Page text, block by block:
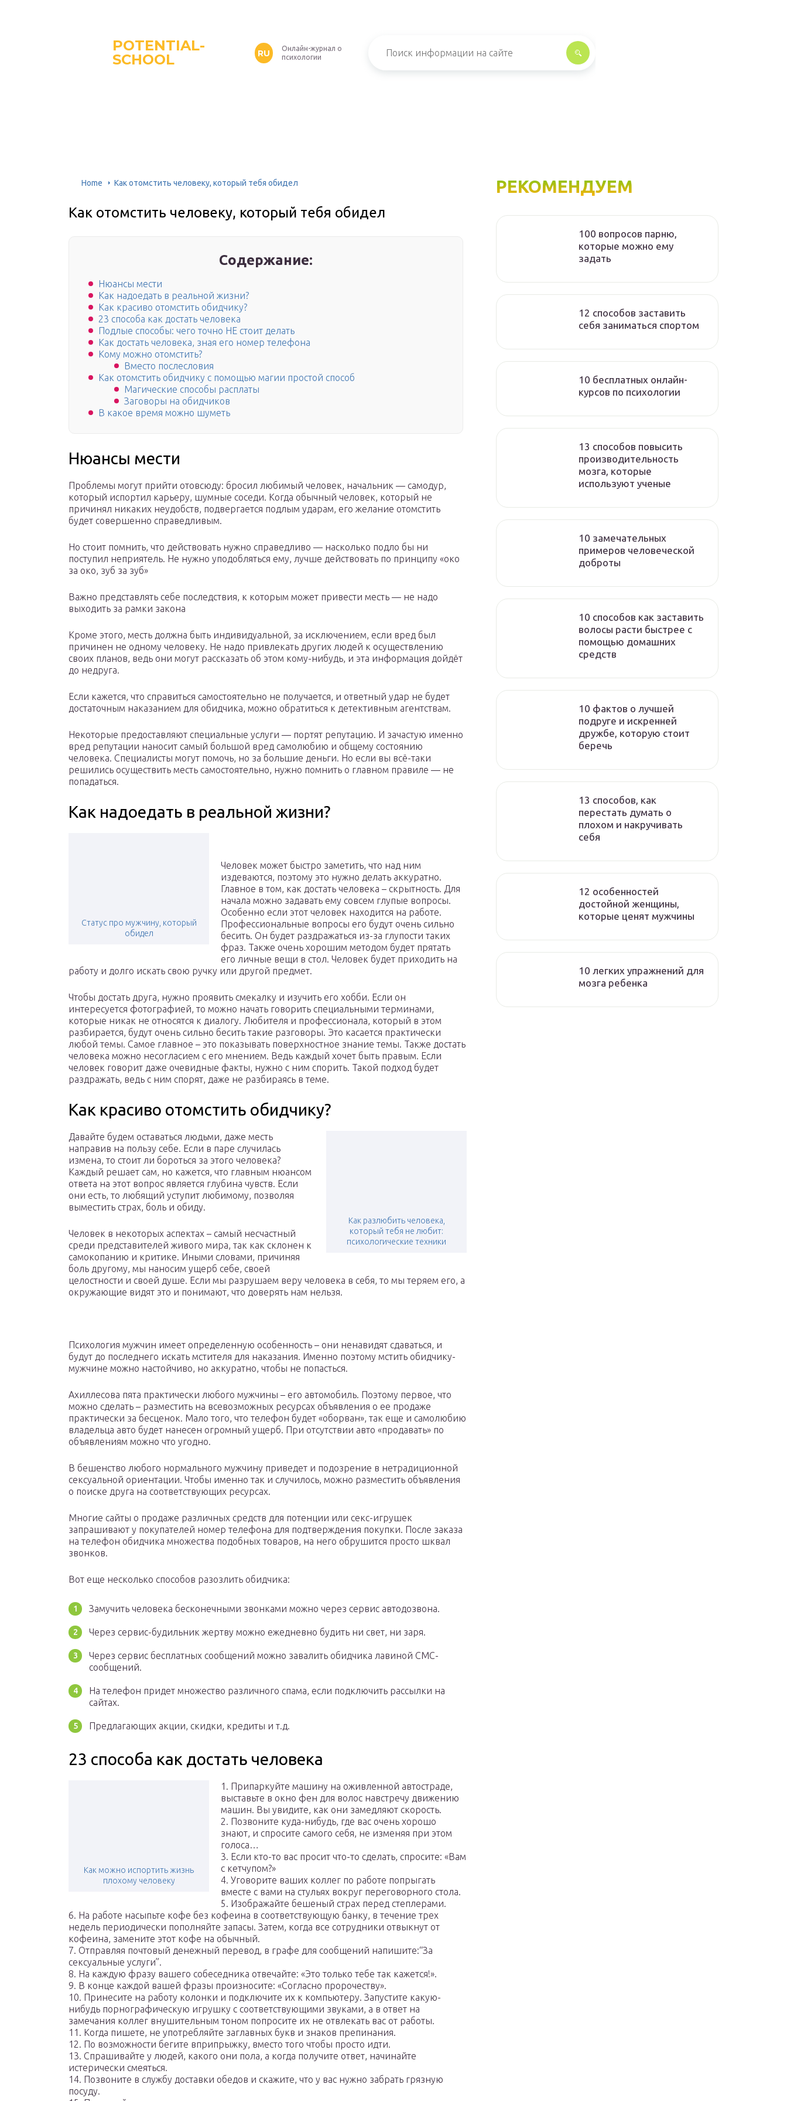
POTENTIAL-
SCHOOL
RU
Онлайн-журнал о
психологии
Home Как отомстить человеку, который тебя обидел
Как отомстить человеку, который тебя обидел
Содержание:
Нюансы мести
Как надоедать в реальной жизни?
Как красиво отомстить обидчику?
23 способа как достать человека
Подлые способы: чего точно НЕ стоит делать
Как достать человека, зная его номер телефона
Кому можно отомстить?
Вместо послесловия
Как отомстить обидчику с помощью магии простой способ
Магические способы расплаты
Заговоры на обидчиков
В какое время можно шуметь
Нюансы мести
Проблемы могут прийти отовсюду: бросил любимый человек, начальник — самодур,
который испортил карьеру, шумные соседи. Когда обычный человек, который не
причинял никаких неудобств, подвергается подлым ударам, его желание отомстить
будет совершенно справедливым.
Но стоит помнить, что действовать нужно справедливо — насколько подло бы ни
поступил неприятель. Не нужно уподобляться ему, лучше действовать по принципу «око
за око, зуб за зуб»
Важно представлять себе последствия, к которым может привести месть — не надо
выходить за рамки закона
Кроме этого, месть должна быть индивидуальной, за исключением, если вред был
причинен не одному человеку. Не надо привлекать других людей к осуществлению
своих планов, ведь они могут рассказать об этом кому-нибудь, и эта информация дойдёт
до недруга.
Если кажется, что справиться самостоятельно не получается, и ответный удар не будет
достаточным наказанием для обидчика, можно обратиться к детективным агентствам.
Некоторые предоставляют специальные услуги — портят репутацию. И зачастую именно
вред репутации наносит самый большой вред самолюбию и общему состоянию
человека. Специалисты могут помочь, но за большие деньги. Но если вы всё-таки
решились осуществить месть самостоятельно, нужно помнить о главном правиле — не
попадаться.
Как надоедать в реальной жизни?
Статус про мужчину, который
обидел
Человек может быстро заметить, что над ним
издеваются, поэтому это нужно делать аккуратно.
Главное в том, как достать человека – скрытность. Для
начала можно задавать ему совсем глупые вопросы.
Особенно если этот человек находится на работе.
Профессиональные вопросы его будут очень сильно
бесить. Он будет раздражаться из-за глупости таких
фраз. Также очень хорошим методом будет прятать
его личные вещи в стол. Человек будет приходить на
работу и долго искать свою ручку или другой предмет.
Чтобы достать друга, нужно проявить смекалку и изучить его хобби. Если он
интересуется фотографией, то можно начать говорить специальными терминами,
которые никак не относятся к диалогу. Любителя и профессионала, который в этом
разбирается, будут очень сильно бесить такие разговоры. Это касается практически
любой темы. Самое главное – это показывать поверхностное знание темы. Также достать
человека можно несогласием с его мнением. Ведь каждый хочет быть правым. Если
человек говорит даже очевидные факты, нужно с ним спорить. Такой подход будет
раздражать, ведь с ним спорят, даже не разбираясь в теме.
Как красиво отомстить обидчику?
Как разлюбить человека,
который тебя не любит:
психологические техники
Давайте будем оставаться людьми, даже месть
направив на пользу себе. Если в паре случилась
измена, то стоит ли бороться за этого человека?
Каждый решает сам, но кажется, что главным нюансом
ответа на этот вопрос является глубина чувств. Если
они есть, то любящий уступит любимому, позволяя
выместить страх, боль и обиду.
Человек в некоторых аспектах – самый несчастный
среди представителей живого мира, так как склонен к
самокопанию и критике. Иными словами, причиняя
боль другому, мы наносим ущерб себе, своей
целостности и своей душе. Если мы разрушаем веру человека в себя, то мы теряем его, а
окружающие видят это и понимают, что доверять нам нельзя.
Психология мужчин имеет определенную особенность – они ненавидят сдаваться, и
будут до последнего искать мстителя для наказания. Именно поэтому мстить обидчику-
мужчине можно настойчиво, но аккуратно, чтобы не попасться.
Ахиллесова пята практически любого мужчины – его автомобиль. Поэтому первое, что
можно сделать – разместить на всевозможных ресурсах объявления о ее продаже
практически за бесценок. Мало того, что телефон будет «оборван», так еще и самолюбию
владельца авто будет нанесен огромный ущерб. При отсутствии авто «продавать» по
объявлениям можно что угодно.
В бешенство любого нормального мужчину приведет и подозрение в нетрадиционной
сексуальной ориентации. Чтобы именно так и случилось, можно разместить объявления
о поиске друга на соответствующих ресурсах.
Многие сайты о продаже различных средств для потенции или секс-игрушек
запрашивают у покупателей номер телефона для подтверждения покупки. После заказа
на телефон обидчика множества подобных товаров, на него обрушится просто шквал
звонков.
Вот еще несколько способов разозлить обидчика:
Замучить человека бесконечными звонками можно через сервис автодозвона.
Через сервис-будильник жертву можно ежедневно будить ни свет, ни заря.
Через сервис бесплатных сообщений можно завалить обидчика лавиной СМС-
сообщений.
На телефон придет множество различного спама, если подключить рассылки на
сайтах.
Предлагающих акции, скидки, кредиты и т.д.
23 способа как достать человека
Как можно испортить жизнь
плохому человеку
1. Припаркуйте машину на оживленной автостраде,
выставьте в окно фен для волос навстречу движению
машин. Вы увидите, как они замедляют скорость.
2. Позвоните куда-нибудь, где вас очень хорошо
знают, и спросите самого себя, не изменяя при этом
голоса…
3. Если кто-то вас просит что-то сделать, спросите: «Вам
с кетчупом?»
4. Уговорите ваших коллег по работе попрыгать
вместе с вами на стульях вокруг переговорного стола.
5. Изображайте бешеный страх перед степлерами.
6. На работе насыпьте кофе без кофеина в соответствующую банку, в течение трех
недель периодически пополняйте запасы. Затем, когда все сотрудники отвыкнут от
кофеина, замените этот кофе на обычный.
7. Отправляя почтовый денежный перевод, в графе для сообщений напишите:“За
сексуальные услуги”.
8. На каждую фразу вашего собеседника отвечайте: «Это только тебе так кажется!».
9. В конце каждой вашей фразы произносите: «Согласно пророчеству».
10. Принесите на работу колонки и подключите их к компьютеру. Запустите какую-
нибудь порнографическую игрушку с соответствующими звуками, а в ответ на
замечания коллег внушительным тоном попросите их не отвлекать вас от работы.
11. Когда пишете, не употребляйте заглавных букв и знаков препинания.
12. По возможности бегите вприпрыжку, вместо того чтобы просто идти.
13. Спрашивайте у людей, какого они пола, а когда получите ответ, начинайте
истерически смеяться.
14. Позвоните в службу доставки обедов и скажите, что у вас нужно забрать грязную
посуду.
РЕКОМЕНДУЕМ
100 вопросов парню,
которые можно ему
задать
12 способов заставить
себя заниматься спортом
10 бесплатных онлайн-
курсов по психологии
13 способов повысить
производительность
мозга, которые
используют ученые
10 замечательных
примеров человеческой
доброты
10 способов как заставить
волосы расти быстрее с
помощью домашних
средств
10 фактов о лучшей
подруге и искренней
дружбе, которую стоит
беречь
13 способов, как
перестать думать о
плохом и накручивать
себя
12 особенностей
достойной женщины,
которые ценят мужчины
10 легких упражнений для
мозга ребенка